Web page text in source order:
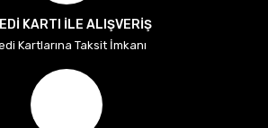
KARTI İLE ALIŞVERİŞ
Kartlarına Taksit İmkanı